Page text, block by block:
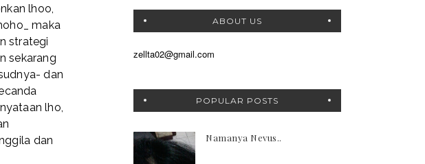
lhoo,
maka
strategi
sekarang
dan
lho,
dan
ABOUT US
zellta02@gmail.com
POPULAR POSTS
Namanya Nevus..